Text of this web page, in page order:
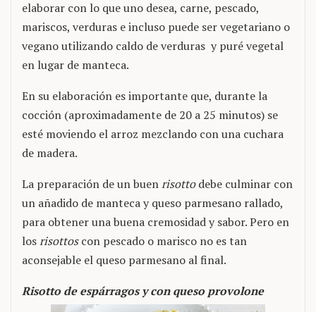
elaborar con lo que uno desea, carne, pescado,
mariscos, verduras e incluso puede ser vegetariano o
vegano utilizando caldo de verduras y puré vegetal
en lugar de manteca.
En su elaboración es importante que, durante la
cocción (aproximadamente de 20 a 25 minutos) se
esté moviendo el arroz mezclando con una cuchara
de madera.
La preparación de un buenrisottodebe culminar con
un añadido de manteca y queso parmesano rallado,
para obtener una buena cremosidad y sabor. Pero en
losrisottoscon pescado o marisco no es tan
aconsejable el queso parmesano al final.
Risotto de espárragos y con queso provolone